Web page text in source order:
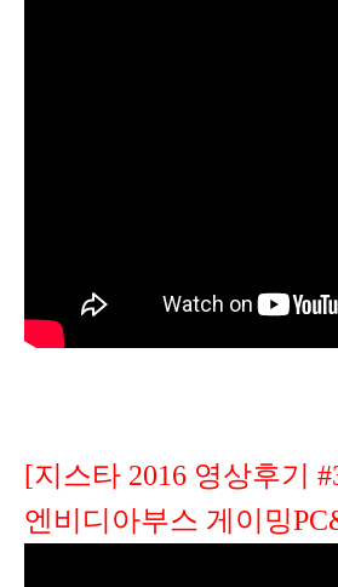
[지스타 2016 영상후기
엔비디아부스 게이밍